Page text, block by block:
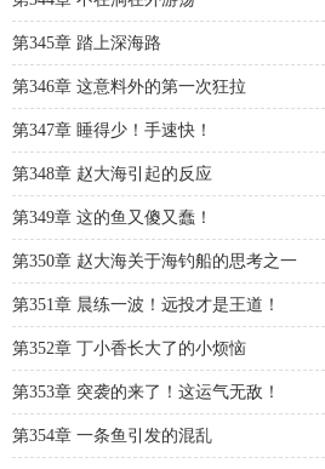
第345章 踏上深海路
第346章 这意料外的第一次狂拉
第347章 睡得少！手速快！
第348章 赵大海引起的反应
第349章 这的鱼又傻又蠢！
第350章 赵大海关于海钓船的思考之一
第351章 晨练一波！远投才是王道！
第352章 丁小香长大了的小烦恼
第353章 突袭的来了！这运气无敌！
第354章 一条鱼引发的混乱